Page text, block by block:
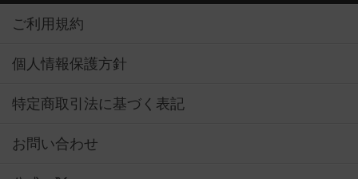
ご利用規約
個人情報保護方針
特定商取引法に基づく表記
お問い合わせ